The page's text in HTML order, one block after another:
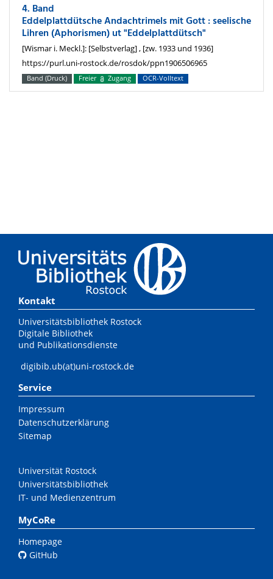
4. Band
Eddelplattdütsche Andachtrimels mit Gott : seelische
Lihren (Aphorismen) ut "Eddelplattdütsch"
[Wismar i. Meckl.]: [Selbstverlag] , [zw. 1933 und 1936]
https://purl.uni-rostock.de/rosdok/ppn1906506965
Band (Druck) Freier Zugang OCR-Volltext
Kontakt
Universitätsbibliothek Rostock
Digitale Bibliothek
und Publikationsdienste
digibib.ub(at)uni-rostock.de
Service
Impressum
Datenschutzerklärung
Sitemap
Universität Rostock
Universitätsbibliothek
IT- und Medienzentrum
MyCoRe
Homepage
GitHub